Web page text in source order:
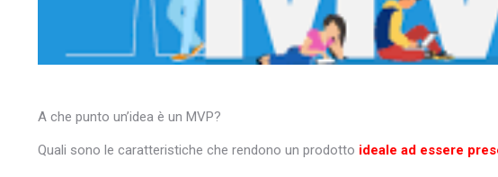
A che punto un’idea è un MVP?
Quali sono le caratteristiche che rendono un prodotto ideale ad essere